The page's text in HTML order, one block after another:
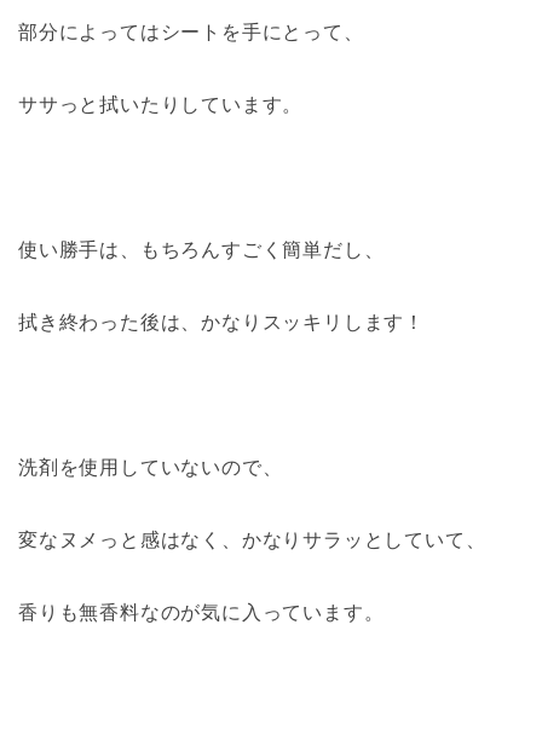
部分によってはシートを手にとって、
ササっと拭いたりしています。
使い勝手は、もちろんすごく簡単だし、
拭き終わった後は、かなりスッキリします！
洗剤を使用していないので、
変なヌメっと感はなく、かなりサラッとしていて、
香りも無香料なのが気に入っています。